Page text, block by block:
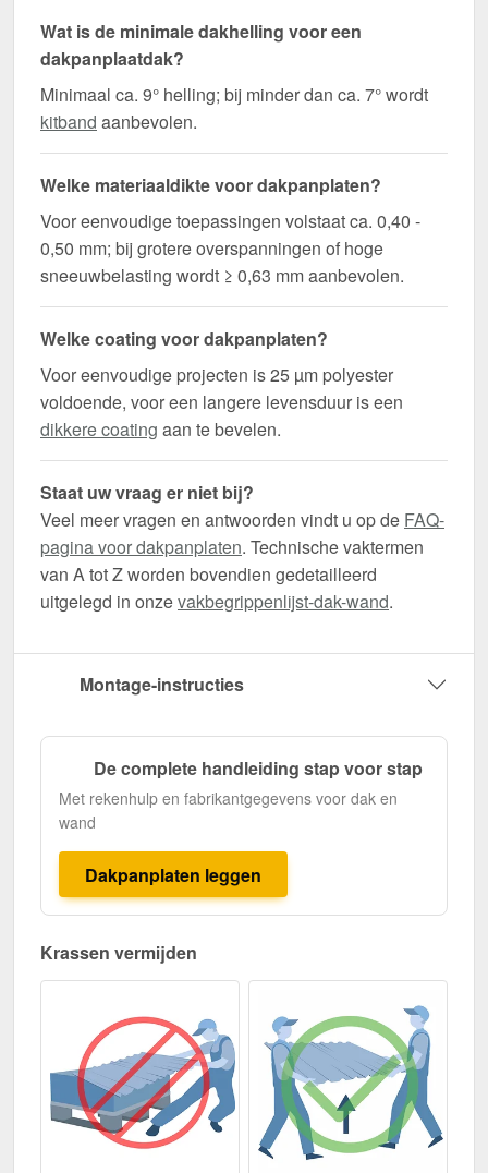
Wat is de minimale dakhelling voor een
dakpanplaatdak?
Minimaal ca. 9° helling; bij minder dan ca. 7° wordt
kitband aanbevolen.
Welke materiaaldikte voor dakpanplaten?
Voor eenvoudige toepassingen volstaat ca. 0,40 -
0,50 mm; bij grotere overspanningen of hoge
sneeuwbelasting wordt ≥ 0,63 mm aanbevolen.
Welke coating voor dakpanplaten?
Voor eenvoudige projecten is 25 µm polyester
voldoende, voor een langere levensduur is een
dikkere coating aan te bevelen.
Staat uw vraag er niet bij?
Veel meer vragen en antwoorden vindt u op de FAQ-
pagina voor dakpanplaten. Technische vaktermen
van A tot Z worden bovendien gedetailleerd
uitgelegd in onzevakbegrippenlijst-dak-wand.
Montage-instructies
De complete handleiding stap voor stap
Met rekenhulp en fabrikantgegevens voor dak en
wand
Dakpanplaten leggen
Krassen vermijden